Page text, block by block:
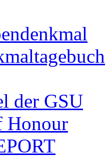
der GSU
Honour